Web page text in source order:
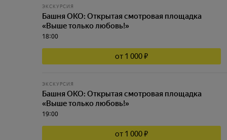
ЭКСКУРСИЯ
Башня ОКО: Открытая смотровая площадка
«Выше только любовь!»
18:00
от 1 000 ₽
ЭКСКУРСИЯ
Башня ОКО: Открытая смотровая площадка
«Выше только любовь!»
19:00
от 1 000 ₽